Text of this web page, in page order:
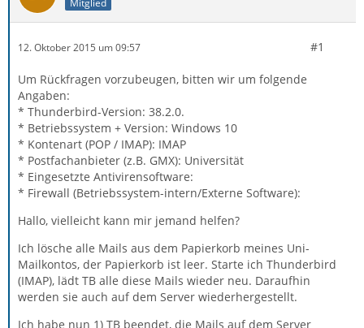
12. Oktober 2015 um 09:57 #1
Um Rückfragen vorzubeugen, bitten wir um folgende
Angaben:
* Thunderbird-Version: 38.2.0.
* Betriebssystem + Version: Windows 10
* Kontenart (POP / IMAP): IMAP
* Postfachanbieter (z.B. GMX): Universität
* Eingesetzte Antivirensoftware:
* Firewall (Betriebssystem-intern/Externe Software):
Hallo, vielleicht kann mir jemand helfen?
Ich lösche alle Mails aus dem Papierkorb meines Uni-
Mailkontos, der Papierkorb ist leer. Starte ich Thunderbird
(IMAP), lädt TB alle diese Mails wieder neu. Daraufhin
werden sie auch auf dem Server wiederhergestellt.
Ich habe nun 1) TB beendet, die Mails auf dem Server